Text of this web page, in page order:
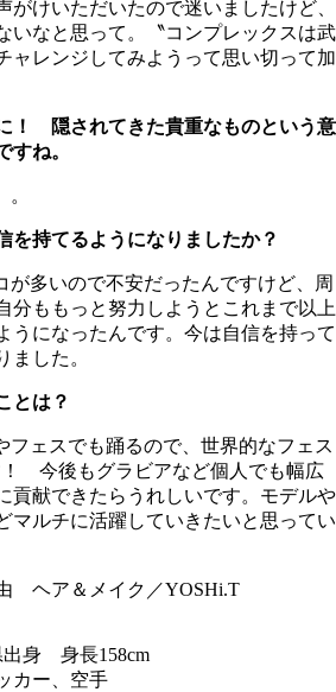
がけいただいたので迷いましたけど、
いなと思って。〝コンプレックスは武
ャレンジしてみようって思い切って加
隠されてきた貴重なものという意
すね。
持てるようになりましたか？
多いので不安だったんですけど、周
分ももっと努力しようとこれまで以上
うになったんです。今は自信を持って
ました。
とは？
ェスでも踊るので、世界的なフェス
今後もグラビアなど個人でも幅広
貢献できたらうれしいです。モデルや
マルチに活躍していきたいと思ってい
ヘア＆メイク／YOSHi.T
出身 身長158cm
カー、空手